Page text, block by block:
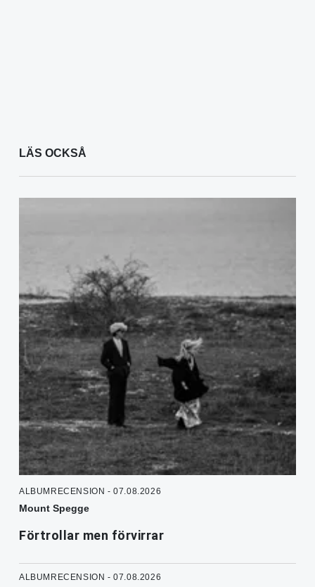
LÄS OCKSÅ
ALBUMRECENSION - 07.08.2026
Mount Spegge
Förtrollar men förvirrar
ALBUMRECENSION - 07.08.2026